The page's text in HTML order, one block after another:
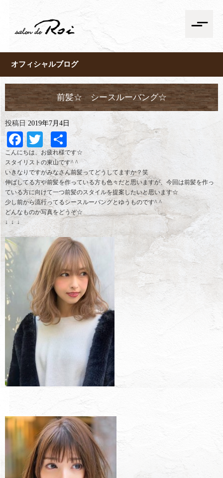
オフィシャルブログ
前髪☆ シースルーバング☆
投稿日 2019年7月4日
Facebook
Twitter
共
有
こんにちは、お疲れ様です☆
スタイリストの東山です^ ^
いきなりですがみなさん前髪ってどうしてますか？笑
伸ばしてる方や前髪を作っている方も色々だと思いますが、今回は前髪を作っ
ている方に向けて一つ前髪のスタイルを提案したいと思います☆
少し前から流行ってるシースルーバングとゆうものです^ ^
どんなものか写真をどうぞ☆
↓ ↓ ↓